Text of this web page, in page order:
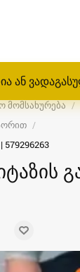
ან
მომსახურება